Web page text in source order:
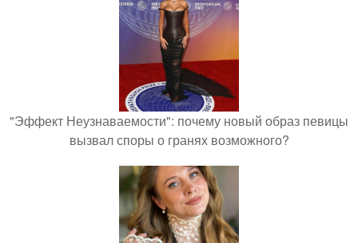
"Эффект Неузнаваемости": почему новый образ певицы
вызвал споры о гранях возможного?